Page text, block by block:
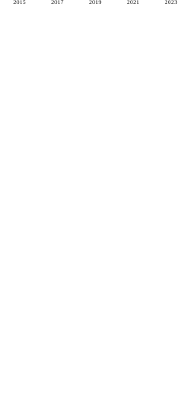
2015 2017 2019 2021 2023